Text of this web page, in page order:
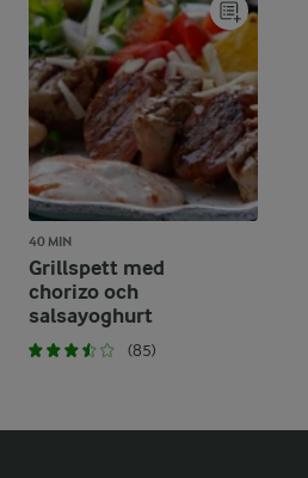
40 MIN
Grillspett med
chorizo och
salsayoghurt
(85)